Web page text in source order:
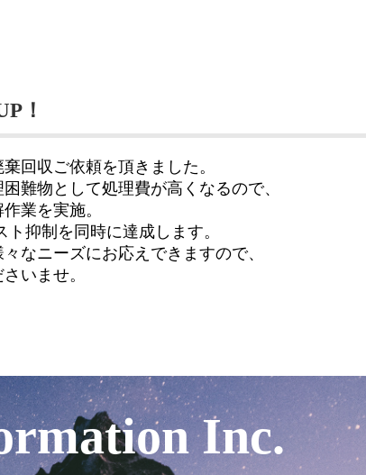
！
回収ご依頼を頂きました。
難物として処理費が高くなるので、
業を実施。
抑制を同時に達成します。
なニーズにお応えできますので、
いませ。
Inc.